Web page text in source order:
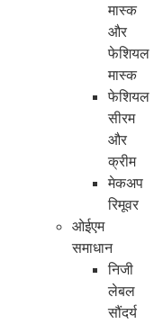
मास्क
और
फेशियल
मास्क
फेशियल
सीरम
और
क्रीम
मेकअप
रिमूवर
ओईएम
समाधान
निजी
लेबल
सौंदर्य